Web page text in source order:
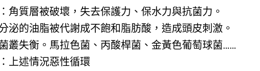
角質層被破壞，失去保護力、保水力與抗菌力。
泌的油脂被代謝成不飽和脂肪酸，造成頭皮刺激。
叢失衡。馬拉色菌、丙酸桿菌、金黃色葡萄球菌……
上述情況惡性循環